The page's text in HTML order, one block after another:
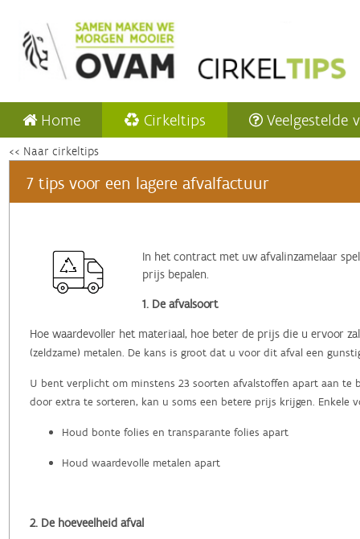
Home Cirkeltips Veelgestelde
<< Naar cirkeltips
7 tips voor een lagere afvalfactuur
In het contract met uw afvalinzamelaar
prijs bepalen.
1. De afvalsoort
Hoe waardevoller het materiaal, hoe beter de prijs die u ervoor
(zeldzame) metalen. De kans is groot dat u voor dit afval een
U bent verplicht om minstens 23 soorten afvalstoffen apart aan te
door extra te sorteren, kan u soms een betere prijs krijgen. Enkele
Houd bonte folies en transparante folies apart
Houd waardevolle metalen apart
2. De hoeveelheid afval